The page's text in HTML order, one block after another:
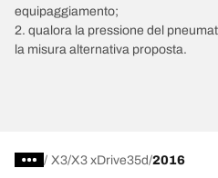
equipaggiamento;
2. qualora la pressione del
la misura alternativa proposta.
/ X3 X3 xDrive35d 2016